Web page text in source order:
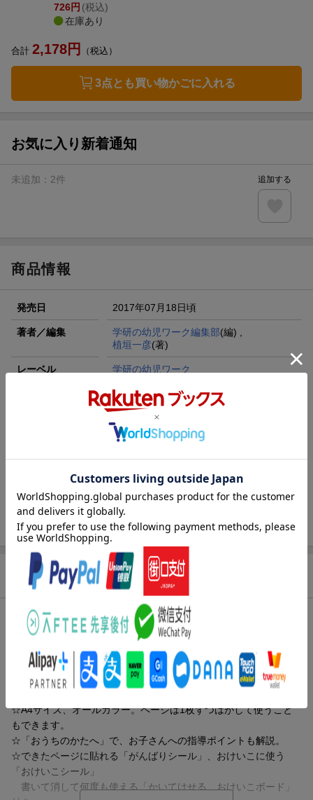
726円 (税込)
在庫あり
合計 2,178円 （税込）
3点とも買い物かごに入れる
お気に入り新着通知
未追加： 2件 追加する
商品情報
発売日 2017年07月18日頃
著者／編集 学研の幼児ワーク編集部(編) ,
植垣一彦(著)
レーベル 学研の幼児ワーク
学研プラス
全集・双書
64p
ISBN 9784052046612
注記 付属資料：シール
商品説明
内容紹介（出版社より）
■「学研の幼児ワークシリーズ」とは・・・
【1】選びやすい年齢別 【2】意欲が続く問題構成 【3】考える
力をのばす問題 の3本柱で、
☆A4サイズ、オールカラー。ページは1枚ずつはがして使うこと
もできます。
☆「おうちのかたへ」で、お子さんへの指導ポイントも解説。
☆できたページに貼れる「がんばりシール」、おけいこに使う
「おけいこシール」
書いて消して何度も使える「かいてけせる おけいこボード」